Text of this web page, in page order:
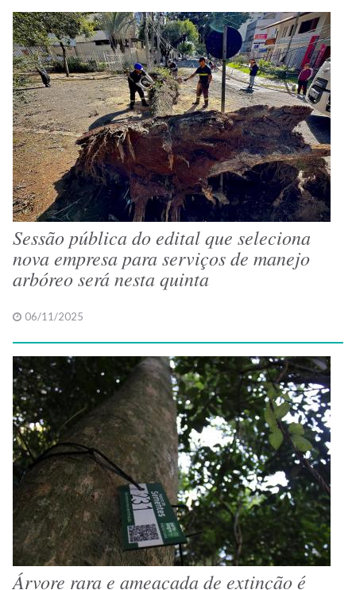
Sessão pública do edital que seleciona
nova empresa para serviços de manejo
arbóreo será nesta quinta
06/11/2025
Árvore rara e ameaçada de extinção é